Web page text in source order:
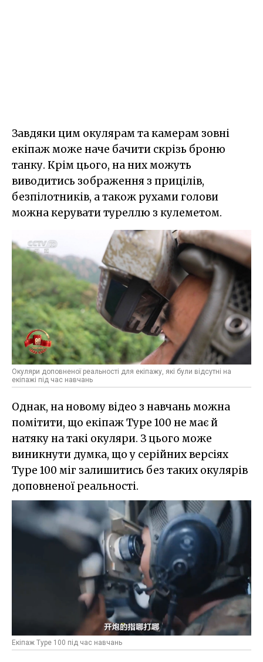
Завдяки цим окулярам та камерам зовні
екіпаж може наче бачити скрізь броню
танку. Крім цього, на них можуть
виводитись зображення з прицілів,
безпілотників, а також рухами голови
можна керувати туреллю з кулеметом.
Окуляри доповненої реальності для екіпажу, які були відсутні на
екіпажі під час навчань
Однак, на новому відео з навчань можна
помітити, що екіпаж Type 100 не має й
натяку на такі окуляри. З цього може
виникнути думка, що у серійних версіях
Type 100 міг залишитись без таких окулярів
доповненої реальності.
Екіпаж Type 100 під час навчань